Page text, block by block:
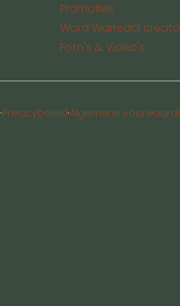
Promoties
Word Warredal
Foto's & Video's
·Privacybeleid·Algemene